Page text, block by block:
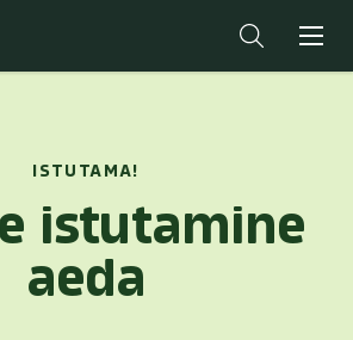
ISTUTAMA!
istutamine
aeda